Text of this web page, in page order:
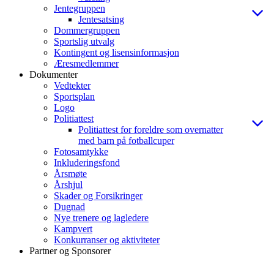
Jentegruppen
Jentesatsing
Dommergruppen
Sportslig utvalg
Kontingent og lisensinformasjon
Æresmedlemmer
Dokumenter
Vedtekter
Sportsplan
Logo
Politiattest
Politiattest for foreldre som overnatter
med barn på fotballcuper
Fotosamtykke
Inkluderingsfond
Årsmøte
Årshjul
Skader og Forsikringer
Dugnad
Nye trenere og lagledere
Kampvert
Konkurranser og aktiviteter
Partner og Sponsorer